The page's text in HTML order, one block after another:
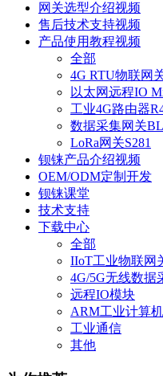
网关选型介绍视频
售后技术支持视频
产品使用教程视频
全部
4G RTU物联网
以太网远程IO
工业4G路由器
数据采集网关
LoRa网关S281
钡铼产品介绍视频
OEM/ODM定制开发
钡铼课堂
技术支持
下载中心
全部
IIoT工业物联网
4G/5G无线数据
远程IO模块
ARM工业计算机
工业通信
其他